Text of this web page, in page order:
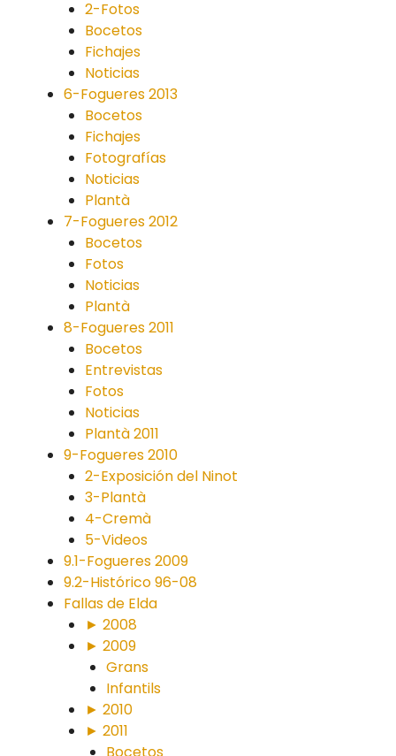
2-Fotos
Bocetos
Fichajes
Noticias
6-Fogueres 2013
Bocetos
Fichajes
Fotografías
Noticias
Plantà
7-Fogueres 2012
Bocetos
Fotos
Noticias
Plantà
8-Fogueres 2011
Bocetos
Entrevistas
Fotos
Noticias
Plantà 2011
9-Fogueres 2010
2-Exposición del Ninot
3-Plantà
4-Cremà
5-Videos
9.1-Fogueres 2009
9.2-Histórico 96-08
Fallas de Elda
► 2008
► 2009
Grans
Infantils
► 2010
► 2011